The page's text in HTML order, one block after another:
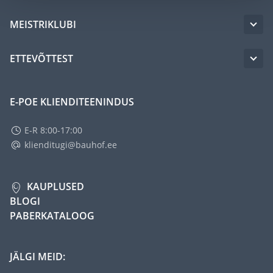
MEISTRIKLUBI
ETTEVÕTTEST
E-POE KLIENDITEENINDUS
E-R 8:00-17:00
klienditugi@bauhof.ee
KAUPLUSED
BLOGI
PABERKATALOOG
JÄLGI MEID: